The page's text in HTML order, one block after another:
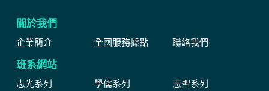
關於我們
企業簡介 全國服務據點 聯絡我們
班系網站
志光系列 學儒系列
志聖系列